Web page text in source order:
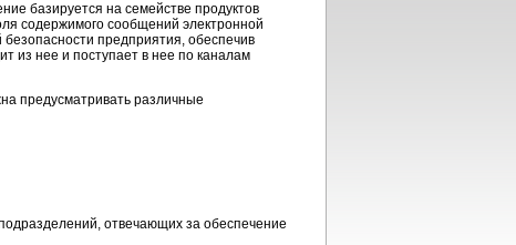
базируется на семействе продуктов
содержимого сообщений электронной
предприятия, обеспечив
из нее и поступает в нее по каналам
предусматривать различные
отвечающих за обеспечение